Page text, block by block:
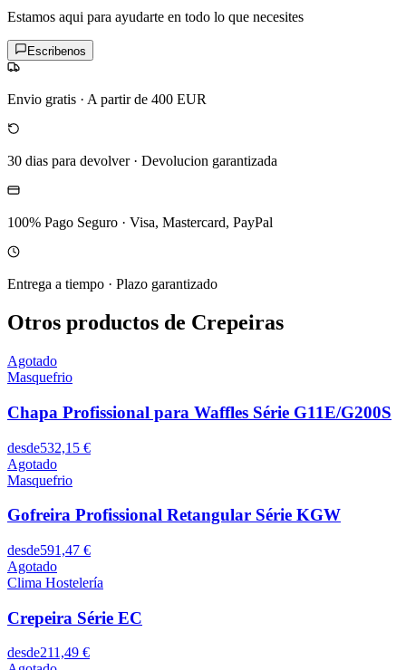
Estamos aqui para ayudarte en todo lo que necesites
Escribenos
Envio gratis · A partir de 400 EUR
30 dias para devolver· Devolucion garantizada
100% Pago Seguro · Visa, Mastercard, PayPal
Entrega a tiempo · Plazo garantizado
Otros productos de Crepeiras
Agotado
Masquefrio
Chapa Profissional para Waffles Série G11E/G200S
desde532,15 €
Agotado
Masquefrio
Gofreira Profissional Retangular Série KGW
desde591,47 €
Agotado
Clima Hostelería
Crepeira Série EC
desde211,49 €